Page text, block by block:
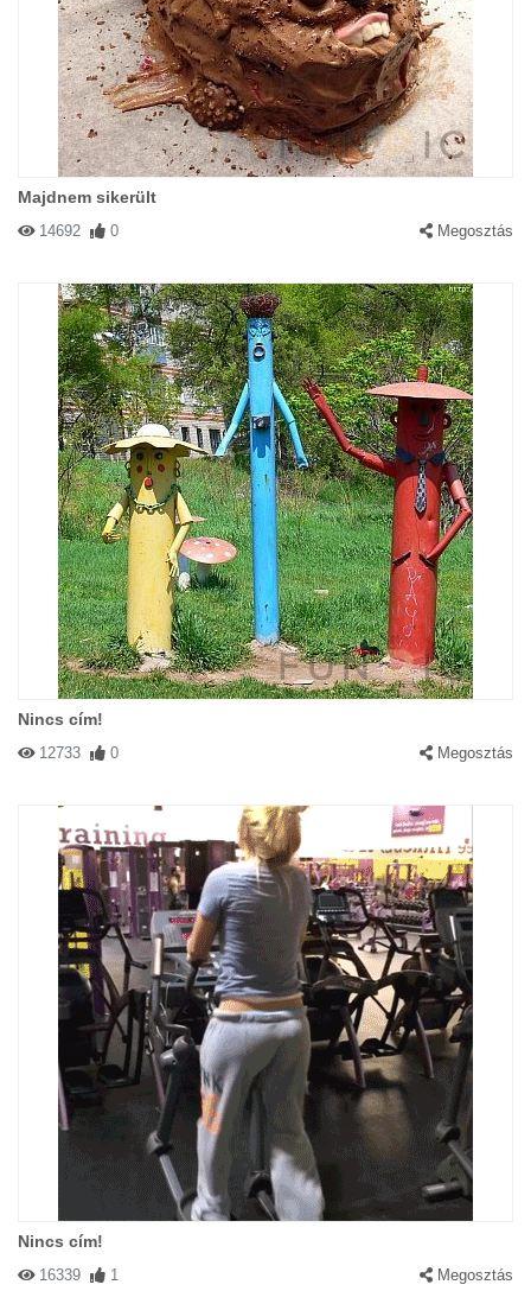
Majdnem sikerült
14692 0 Megosztás
Nincs cím!
12733 0 Megosztás
Nincs cím!
16339 1 Megosztás